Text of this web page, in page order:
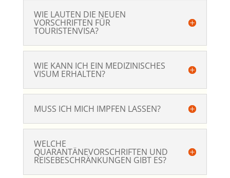
WIE LAUTEN DIE NEUEN
VORSCHRIFTEN FÜR
TOURISTENVISA?
WIE KANN ICH EIN MEDIZINISCHES
VISUM ERHALTEN?
MUSS ICH MICH IMPFEN LASSEN?
WELCHE
QUARANTÄNEVORSCHRIFTEN UND
REISEBESCHRÄNKUNGEN GIBT ES?